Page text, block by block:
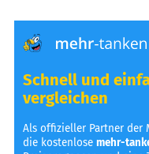
Schnell und
vergleichen
Als offizieller Partner der
die kostenlosemehr-